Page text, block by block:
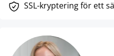
SSL-kryptering för ett